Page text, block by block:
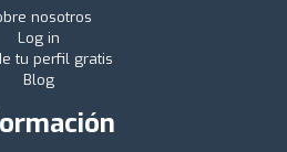
nosotros
Log in
tu perfil gratis
Blog